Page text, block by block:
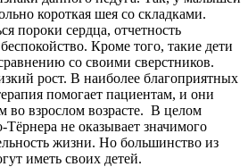
короткая шея со складками.
пороки сердца, отчетность
Кроме того, такие дети
со своими сверстников.
рост. В наиболее благоприятных
помогает пациентам, и они
во взрослом возрасте. В целом
не оказывает значимого
жизни. Но большинство из
иметь своих детей.